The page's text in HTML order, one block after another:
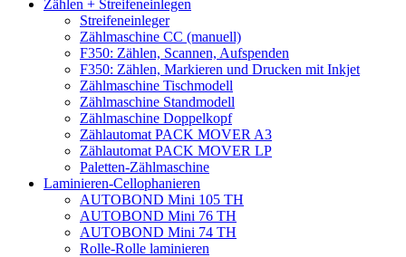
Zählen + Streifeneinlegen
Streifeneinleger
Zählmaschine CC (manuell)
F350: Zählen, Scannen, Aufspenden
F350: Zählen, Markieren und Drucken mit Inkjet
Zählmaschine Tischmodell
Zählmaschine Standmodell
Zählmaschine Doppelkopf
Zählautomat PACK MOVER A3
Zählautomat PACK MOVER LP
Paletten-Zählmaschine
Laminieren-Cellophanieren
AUTOBOND Mini 105 TH
AUTOBOND Mini 76 TH
AUTOBOND Mini 74 TH
Rolle-Rolle laminieren